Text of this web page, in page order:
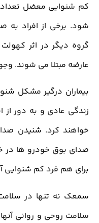
کم شنوایی معضل تعداد
شود. برخی از افراد به
گروه دیگر در اثر
عارضه مبتلا می شوند.
بیماران درگیر مشکل
زندگی عادی و به دور از
خواهند کرد. شنیدن
صدای بوق خودرو ها در
برای هم فرد کم شنوایی
سمعک نه تنها در
سلامت روحی و روانی آنها